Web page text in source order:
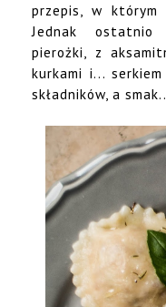
przepis, w którym
Jednak ostatnio
pierożki, z
kurkami i...
składników, a